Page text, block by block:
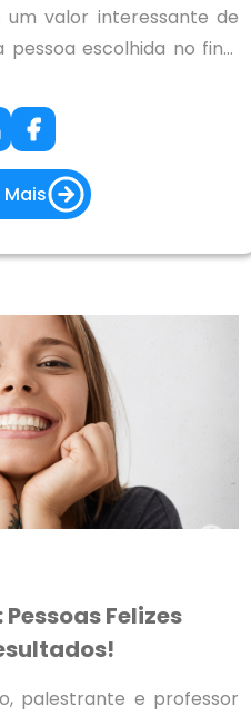
valor interessante de
escolhida no final
que podemos negociar?
Felizes
palestrante e professor